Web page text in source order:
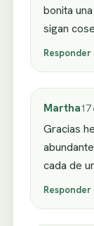
bonita
sigan
Responder
Martha17
Gracias
cada de
Responder